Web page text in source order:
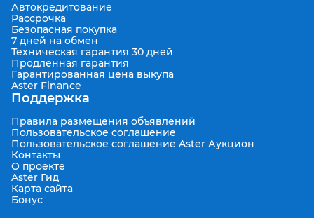
Автокредитование
Рассрочка
Безопасная покупка
7 дней на обмен
Техническая гарантия 30 дней
Продленная гарантия
Гарантированная цена выкупа
Aster Finance
Поддержка
Правила размещения объявлений
Пользовательское соглашение
Пользовательское соглашение Aster Аукцион
Контакты
О проекте
Aster Гид
Карта сайта
Бонус